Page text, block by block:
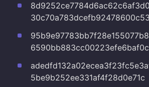
5be9b252ee331af4f28d0e71c